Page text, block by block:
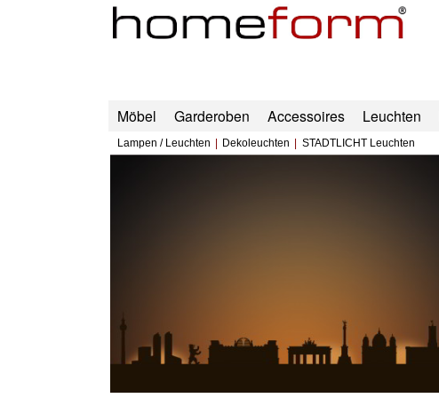
Möbel Garderoben Accessoires Leuchten
Lampen / Leuchten Dekoleuchten STADTLICHT Leuchten